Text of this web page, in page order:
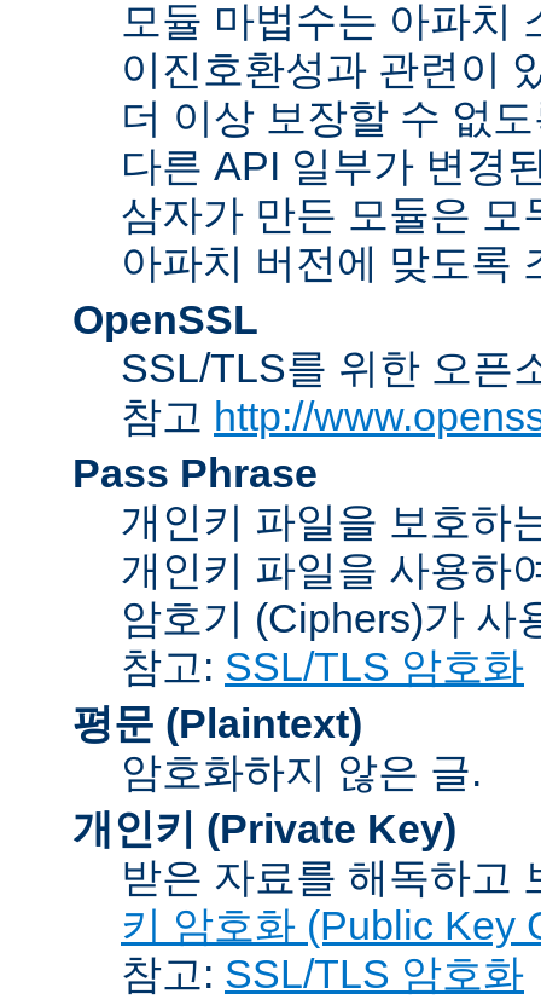
모듈 마법수는 아파치
이진호환성과 관련이
더 이상 보장할 수 없
다른 API 일부가 변경
삼자가 만든 모듈은
아파치 버전에 맞도록
OpenSSL
SSL/TLS를 위한 오픈
참고 http://
Pass Phrase
개인키 파일을 보호하
개인키 파일을 사용하
암호기 (Ciphers)가 사
참고: SSL/TLS 암호화
평문 (Plaintext)
암호화하지 않은 글.
개인키 (Private Key)
받은 자료를 해독하고
키 암호화 (Public Key
참고: SSL/TLS 암호화